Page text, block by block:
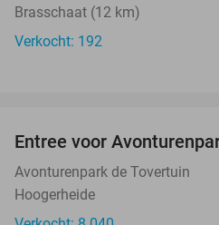
Brasschaat (12 km)
Verkocht: 192
Entree voor
Avonturenpark de Tovertuin
Hoogerheide